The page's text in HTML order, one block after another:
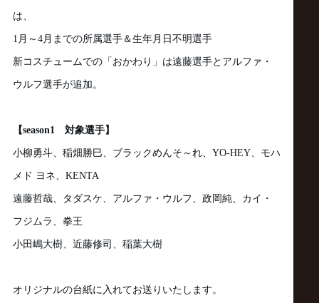
は、
1 月～ 4月までの所属選手＆生年月日不明選手
新コスチュームでの「おかわり」は遠藤選手とアルファ・
ウルフ選手が追加。
【season1対象選手】
小柳勇斗、稲畑勝巳、ブラックめんそ～れ、 YO-HEY、モハ
メド ヨネ、 KENTA
遠藤哲哉、タダスケ、アルファ・ウルフ、政岡純、カイ・
フジムラ、拳王
小田嶋大樹、近藤修司、稲葉大樹
オリジナルの台紙に入れてお送りいたします。